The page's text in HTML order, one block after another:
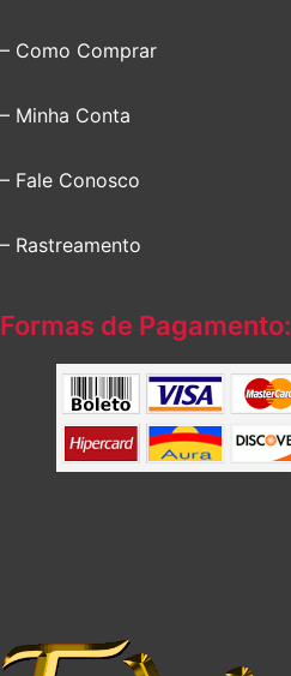
– Como Comprar
– Minha Conta
– Fale Conosco
– Rastreamento
Formas de Pagamento: